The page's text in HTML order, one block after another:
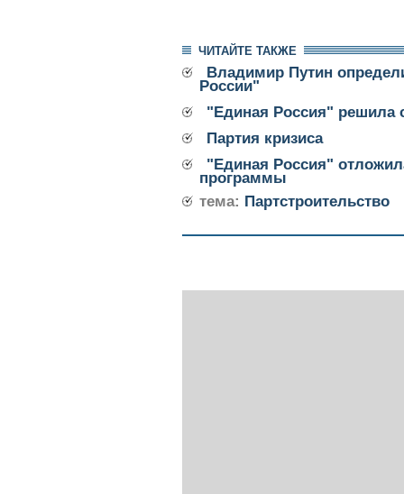
ЧИТАЙТЕ ТАКЖЕ
Владимир Путин
России"
"Единая Россия" решила
Партия кризиса
"Единая Россия"
программы
тема: Партстроительство